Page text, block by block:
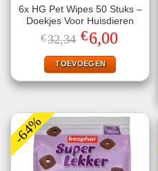
6x HG Pet Wipes 50 Stuks –
Doekjes Voor Huisdieren
€32,34 Oorspronkelijke
prijs
was:
€32,34.
€6,00Huidige
prijs
TOEVOEGEN
-64%